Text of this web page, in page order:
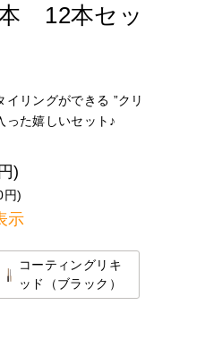
12本セッ
リングができる ”クリ
った嬉しいセット♪
)
円)
示
コーティングリキ
ッド（ブラック）